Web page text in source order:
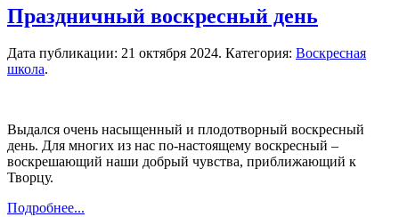
Праздничный воскресный день
Дата публикации: 21 октября 2024. Категория: Воскресная
школа.
Выдался очень насыщенный и плодотворный воскресный
день. Для многих из нас по-настоящему воскресный –
воскрешающий наши добрый чувства, приближающий к
Творцу.
Подробнее...